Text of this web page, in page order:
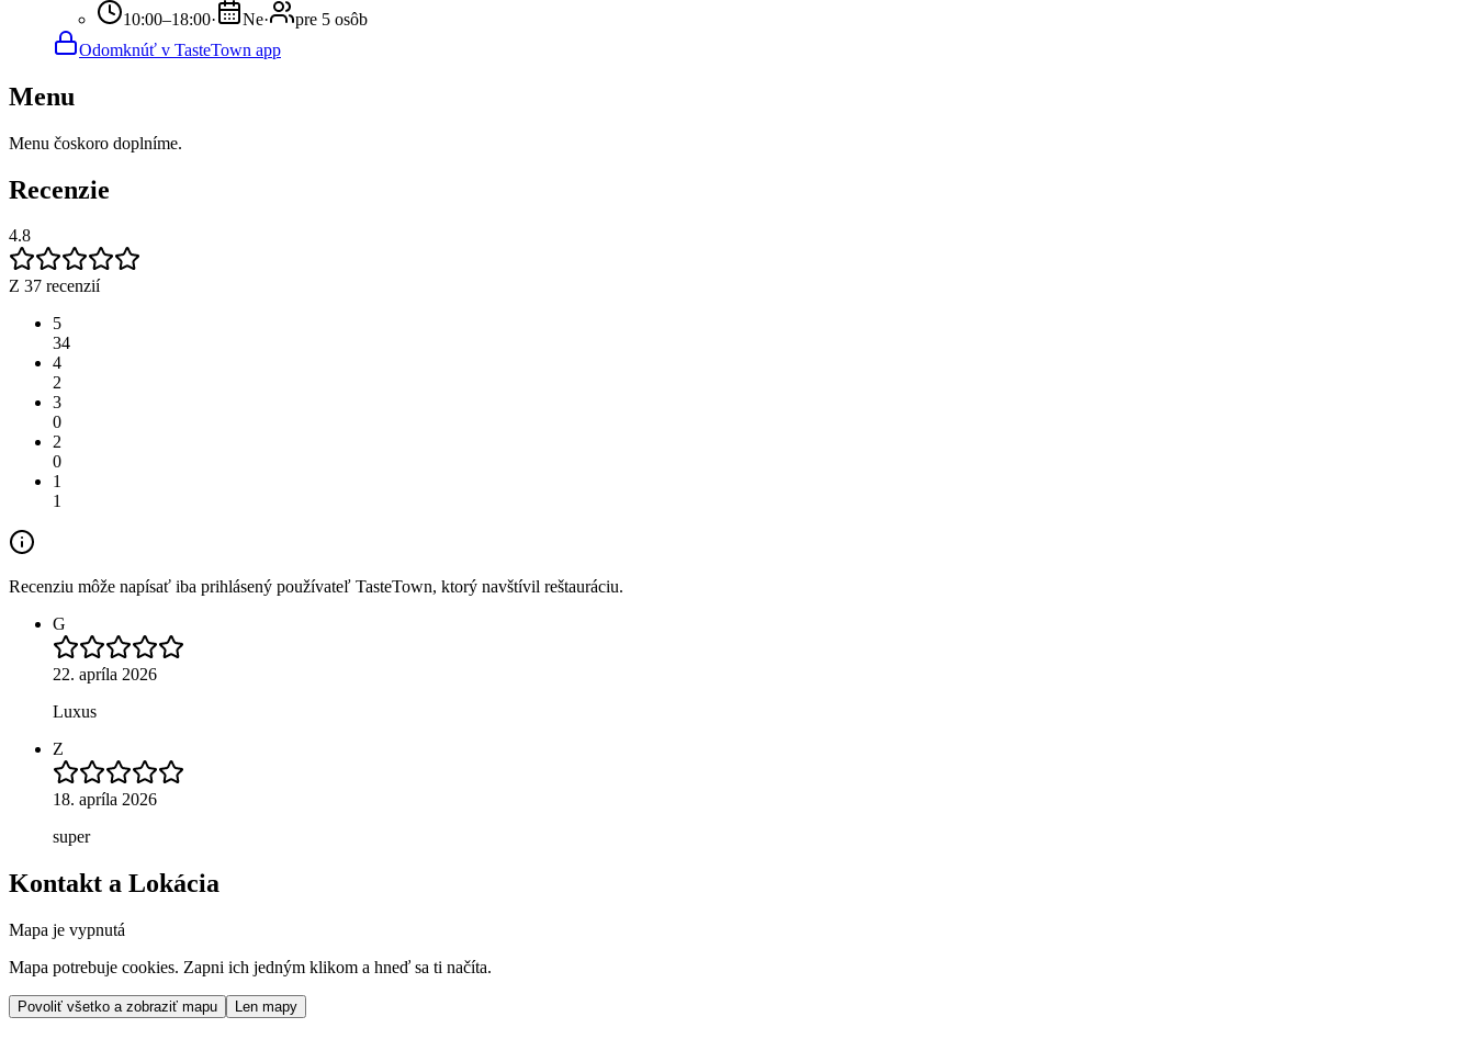
10:00–18:00· Ne·
pre 5 osôb
Odomknúť v TasteTown app
Menu
Menu čoskoro doplníme.
Recenzie
4.8
Z 37 recenzií
5
34
4
2
3
0
2
0
1
1
Recenziu môže napísať iba prihlásený používateľ TasteTown, ktorý navštívil reštauráciu.
G
22. apríla 2026
Luxus
Z
18. apríla 2026
super
Kontakt a Lokácia
Mapa je vypnutá
Mapa potrebuje cookies. Zapni ich jedným klikom a hneď sa ti načíta.
Povoliť všetko a zobraziť mapu Len mapy